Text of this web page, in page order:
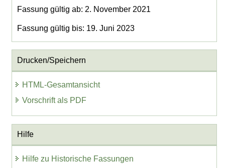
Fassung gültig ab: 2. November 2021
Fassung gültig bis: 19. Juni 2023
Drucken/Speichern
HTML-Gesamtansicht
Vorschrift als PDF
Hilfe
Hilfe zu Historische Fassungen